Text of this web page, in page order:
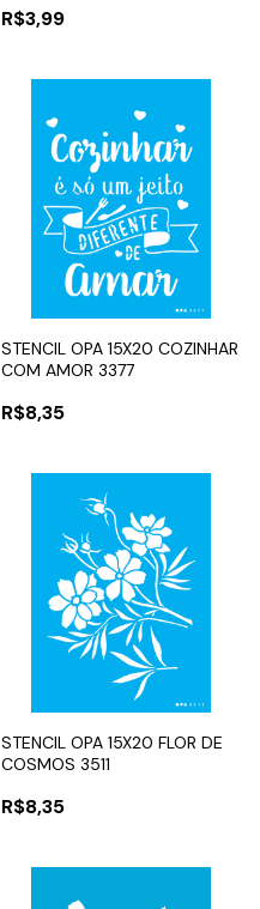
R$3,99
STENCIL OPA 15X20 COZINHAR
COM AMOR 3377
R$8,35
STENCIL OPA 15X20 FLOR DE
COSMOS 3511
R$8,35